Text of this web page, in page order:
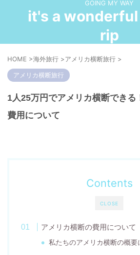
GOING MY WAY
it's a
rip
HOME >海外旅行 >アメリカ横断旅行 >
アメリカ横断旅行
1人25万円でアメリカ横断できる
費用について
CLOSE
Contents
アメリカ横断の費用について
私たちのアメリカ横断の概要